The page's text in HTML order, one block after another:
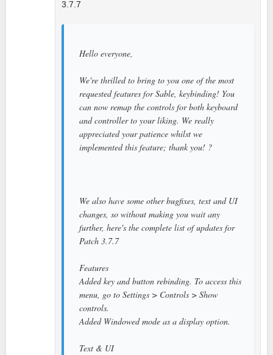
3.7.7
Hello everyone,
We're thrilled to bring to you one of the most
requested features for Sable, keybinding! You
can now remap the controls for both keyboard
and controller to your liking. We really
appreciated your patience whilst we
implemented this feature; thank you! ?
We also have some other bugfixes, text and UI
changes, so without making you wait any
further, here's the complete list of updates for
Patch 3.7.7
Features
Added key and button rebinding. To access this
menu, go to Settings > Controls > Show
controls.
Added Windowed mode as a display option.
Text & UI